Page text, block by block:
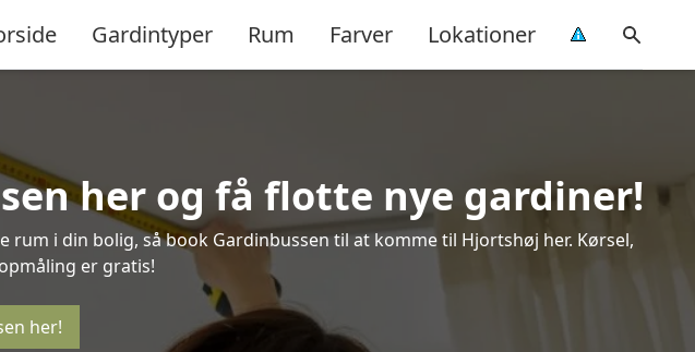
Gardintyper Rum Farver Lokationer
her og få flotte nye gardiner!
i din bolig, så book Gardinbussen til at komme til Hjortshøj her. Kørsel,
er gratis!
her!